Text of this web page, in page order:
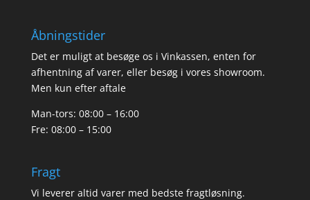
Åbningstider
Det er muligt at besøge os i Vinkassen, enten for
afhentning af varer, eller besøg i vores showroom.
Men kun efter aftale
Man-tors: 08:00 – 16:00
Fre: 08:00 – 15:00
Fragt
Vi leverer altid varer med bedste fragtløsning.